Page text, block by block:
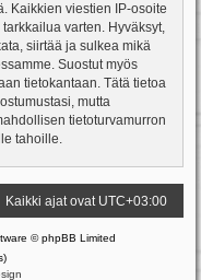
Kaikkien viestien IP-osoite
varten. Hyväksyt,
siirtää ja sulkea mikä
Suostut myös
tietokantaan. Tätä tietoa
mutta
tietoturvamurron
tahoille.
Kaikki ajat ovat UTC+03:00
© phpBB Limited